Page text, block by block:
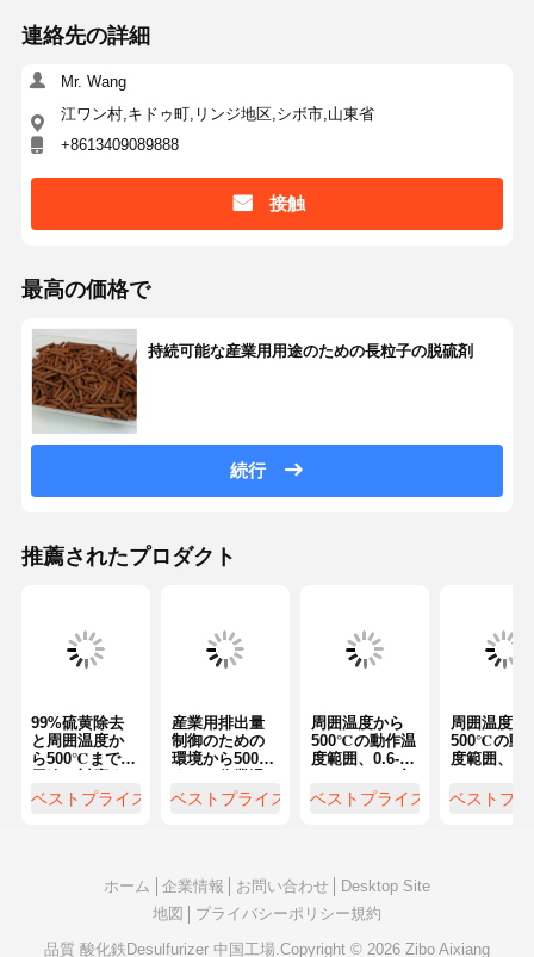
連絡先の詳細
Mr. Wang
江ワン村,キドゥ町,リンジ地区,シボ市,山東省
+8613409089888
接触
最高の価格で
持続可能な産業用用途のための長粒子の脱硫剤
続行
推薦されたプロダクト
99%硫黄除去
と周囲温度か
ら500℃までの
る熱再生型高
効率脱硫装置
ベストプライス
産業用排出量
制御のための
環境から500°C
度範囲と99%
までの硫黄除
ベストプライス
周囲温度から
500℃の動作温
度範囲、0.6-
度に対応する
熱再生または
ベストプライス
周囲温度か
500℃の動
度範囲、
度で最大
の硫黄除去
ベストプ
ホーム 企業情報 お問い合わせ
Desktop Site
地図
プライバシーポリシー規約
品質 酸化鉄Desulfurizer 中国工場.Copyright © 2026 Zibo Aixiang